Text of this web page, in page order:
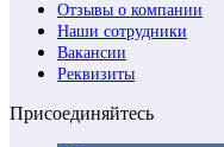
Отзывы о компании
Наши сотрудники
Вакансии
Реквизиты
Присоединяйтесь